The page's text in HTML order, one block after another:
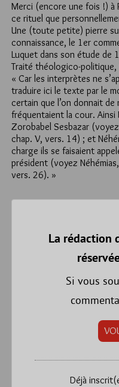
Merci (encore une fois !) à
ce rituel que
Une (toute petite) pierre
connaissance, le 1er
Luquet dans son étude de
Traité théologico-politique,
« Car les interprètes ne
traduire ici le texte par le
certain que l’on donnait de
fréquentaient la cour. Ainsi
Zorobabel Sesbazar
chap. V, vers. 14) ; et
charge ils se faisaient
président (voyez
vers. 26). »
La rédaction
Si vous
Déjà